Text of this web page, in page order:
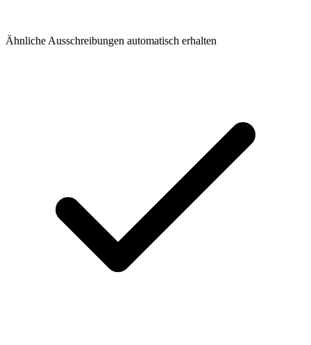
Ähnliche Ausschreibungen automatisch erhalten